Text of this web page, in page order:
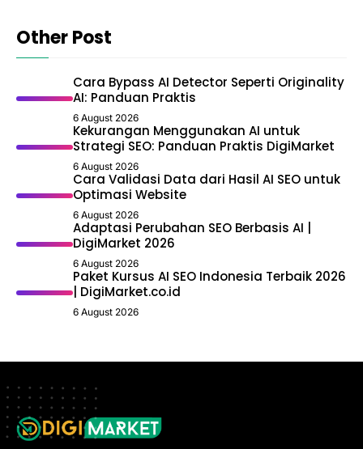
Other Post
Cara Bypass AI Detector Seperti Originality
AI: Panduan Praktis
6 August 2026
Kekurangan Menggunakan AI untuk
Strategi SEO: Panduan Praktis DigiMarket
6 August 2026
Cara Validasi Data dari Hasil AI SEO untuk
Optimasi Website
6 August 2026
Adaptasi Perubahan SEO Berbasis AI |
DigiMarket 2026
6 August 2026
Paket Kursus AI SEO Indonesia Terbaik 2026
| DigiMarket.co.id
6 August 2026